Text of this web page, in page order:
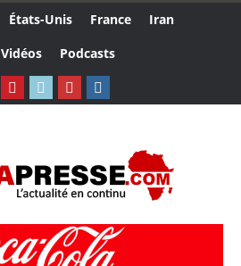
États-Unis France
Iran
Vidéos Podcasts